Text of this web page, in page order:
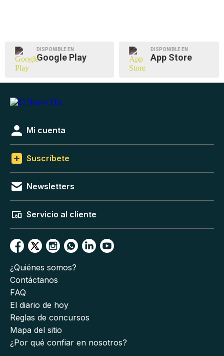
DISPONIBLE EN
Google Play
DISPONIBLE EN
App Store
Mi cuenta
Suscríbete
Newsletters
Servicio al cliente
¿Quiénes somos?
Contáctanos
FAQ
El diario de hoy
Reglas de concursos
Mapa del sitio
¿Por qué confiar en nosotros?